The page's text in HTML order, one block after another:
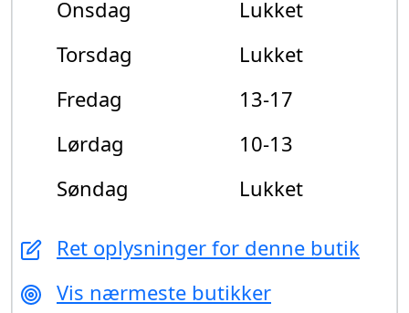
Onsdag
Lukket
Torsdag
Lukket
Fredag
13-17
Lørdag
10-13
Søndag
Lukket
Ret oplysninger for denne butik
Vis nærmeste butikker